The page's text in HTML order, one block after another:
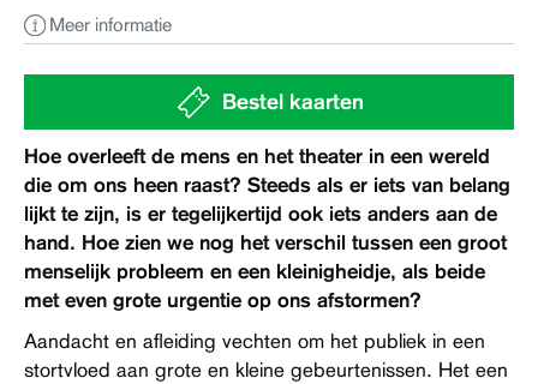
Eten & drinken
Toegankelijkheid
Meer informatie
Bestel kaarten
Hoe overleeft de mens en het theater in een wereld
die om ons heen raast? Steeds als er iets van belang
lijkt te zijn, is er tegelijkertijd ook iets anders aan de
hand. Hoe zien we nog het verschil tussen een groot
menselijk probleem en een kleinigheidje, als beide
met even grote urgentie op ons afstormen?
Aandacht en afleiding vechten om het publiek in een
stortvloed aan grote en kleine gebeurtenissen. Het een